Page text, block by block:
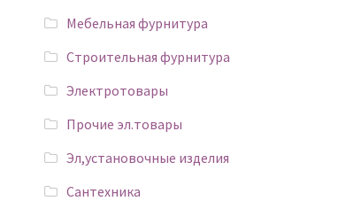
Мебельная фурнитура
Строительная фурнитура
Электротовары
Прочие эл.товары
Эл,установочные изделия
Сантехника